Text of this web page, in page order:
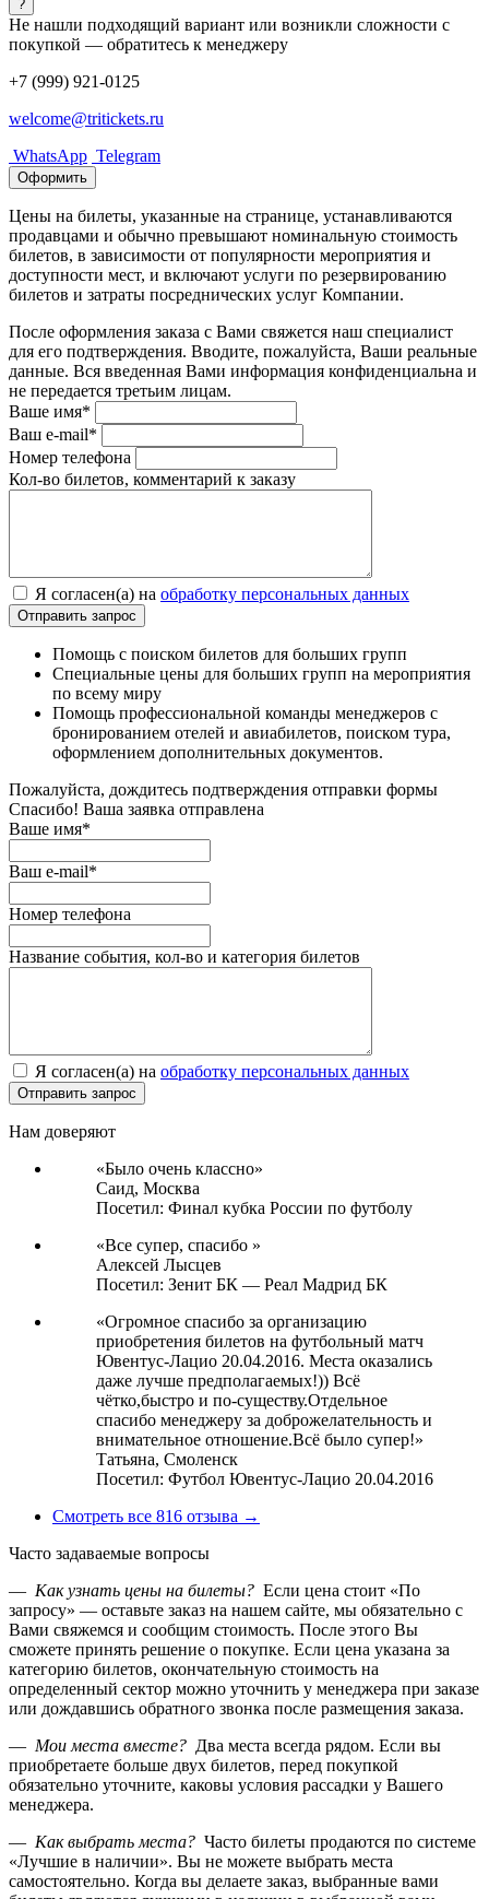
Не нашли подходящий вариант или возникли сложности с
покупкой — обратитесь к менеджеру
+7 (999) 921-0125
welcome@tritickets.ru
WhatsApp Telegram
Оформить
Цены на билеты, указанные на странице, устанавливаются
продавцами и обычно превышают номинальную стоимость
билетов, в зависимости от популярности мероприятия и
доступности мест, и включают услуги по резервированию
билетов и затраты посреднических услуг Компании.
После оформления заказа с Вами свяжется наш специалист
для его подтверждения. Вводите, пожалуйста, Ваши реальные
данные. Вся введенная Вами информация конфиденциальна и
не передается третьим лицам.
Ваше имя*
Ваш e-mail*
Номер телефона
Кол-во билетов, комментарий к заказу
Я согласен(а) на обработку персональных данных
Помощь с поиском билетов для больших групп
Специальные цены для больших групп на мероприятия
по всему миру
Помощь профессиональной команды менеджеров с
бронированием отелей и авиабилетов, поиском тура,
оформлением дополнительных документов.
Пожалуйста, дождитесь подтверждения отправки формы
Спасибо! Ваша заявка отправлена
Ваше имя*
Ваш e-mail*
Номер телефона
Название события, кол-во и категория билетов
Я согласен(а) на обработку персональных данных
Нам доверяют
«Было очень классно»
Саид, Москва
Посетил: Финал кубка России по футболу
«Все супер, спасибо »
Алексей Лысцев
Посетил: Зенит БК — Реал Мадрид БК
«Огромное спасибо за организацию
приобретения билетов на футбольный матч
Ювентус-Лацио 20.04.2016. Места оказались
даже лучше предполагаемых!)) Всё
чётко,быстро и по-существу.Отдельное
спасибо менеджеру за доброжелательность и
внимательное отношение.Всё было супер!»
Татьяна, Смоленск
Посетил: Футбол Ювентус-Лацио 20.04.2016
Смотреть все 816 отзыва →
Часто задаваемые вопросы
— Как узнать цены на билеты? Если цена стоит «По
запросу» — оставьте заказ на нашем сайте, мы обязательно с
Вами свяжемся и сообщим стоимость. После этого Вы
сможете принять решение о покупке. Если цена указана за
категорию билетов, окончательную стоимость на
определенный сектор можно уточнить у менеджера при заказе
или дождавшись обратного звонка после размещения заказа.
— Мои места вместе? Два места всегда рядом. Если вы
приобретаете больше двух билетов, перед покупкой
обязательно уточните, каковы условия рассадки у Вашего
менеджера.
— Как выбрать места? Часто билеты продаются по системе
«Лучшие в наличии». Вы не можете выбрать места
самостоятельно. Когда вы делаете заказ, выбранные вами